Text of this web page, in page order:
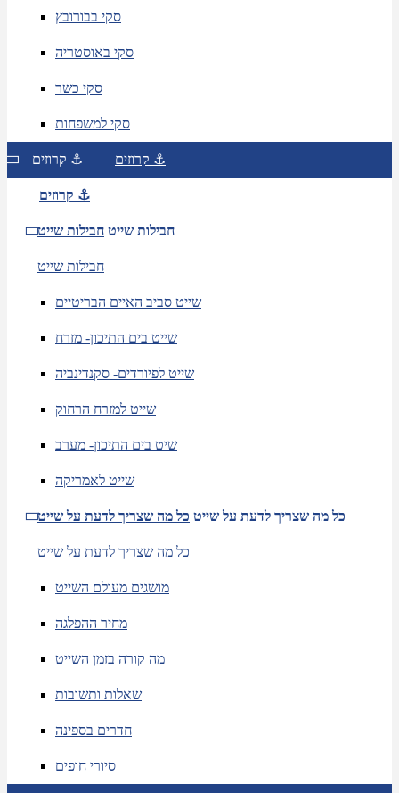
סקי בבורובץ
סקי באוסטריה
סקי כשר
סקי למשפחות
קרוזים ⚓ קרוזים ⚓
קרוזים ⚓
חבילות שייט חבילות שייט
חבילות שייט
שייט סביב האיים הבריטיים
שייט בים התיכון- מזרח
שייט לפיורדים- סקנדינביה
שייט למזרח הרחוק
שיט בים התיכון- מערב
שייט לאמריקה
כל מה שצריך לדעת על שייט כל מה שצריך לדעת על שייט
כל מה שצריך לדעת על שייט
מושגים מעולם השייט
מחיר ההפלגה
מה קורה בזמן השייט
שאלות ותשובות
חדרים בספינה
סיורי חופים